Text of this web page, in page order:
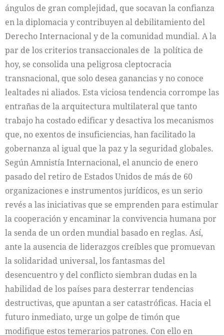
ángulos de gran complejidad, que socavan la confianza
en la diplomacia y contribuyen al debilitamiento del
Derecho Internacional y de la comunidad mundial. A la
par de los criterios transaccionales de la política de
hoy, se consolida una peligrosa cleptocracia
transnacional, que solo desea ganancias y no conoce
lealtades ni aliados. Esta viciosa tendencia corrompe las
entrañas de la arquitectura multilateral que tanto
trabajo ha costado edificar y desactiva los mecanismos
que, no exentos de insuficiencias, han facilitado la
gobernanza al igual que la paz y la seguridad globales.
Según Amnistía Internacional, el anuncio de enero
pasado del retiro de Estados Unidos de más de 60
organizaciones e instrumentos jurídicos, es un serio
revés a las iniciativas que se emprenden para estimular
la cooperación y encaminar la convivencia humana por
la senda de un orden mundial basado en reglas. Así,
ante la ausencia de liderazgos creíbles que promuevan
la solidaridad universal, los fantasmas del
desencuentro y del conflicto siembran dudas en la
habilidad de los países para desterrar tendencias
destructivas, que apuntan a ser catastróficas. Hacia el
futuro inmediato, urge un golpe de timón que
modifique estos temerarios patrones. Con ello en